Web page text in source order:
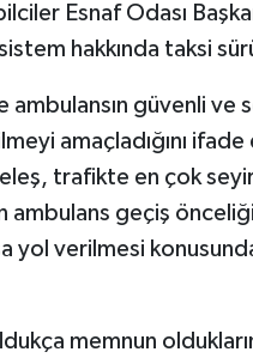
Esnaf Odası
hakkında taksi
güvenli ve
amaçladığını
trafikte en çok
ambulans geçiş
yol verilmesi
memnun